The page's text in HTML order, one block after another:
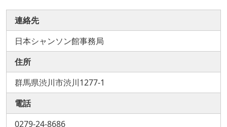
連絡先
日本シャンソン館事務局
住所
群馬県渋川市渋川1277-1
電話
0279-24-8686